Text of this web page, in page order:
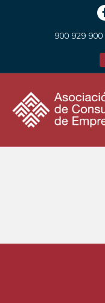
900 929 900